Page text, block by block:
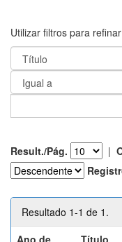
Utilizar filtros para
Result./Pág. |
Resultado 1-1 de 1.
Ano de
Título